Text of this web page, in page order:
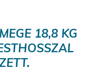
18,8 KG